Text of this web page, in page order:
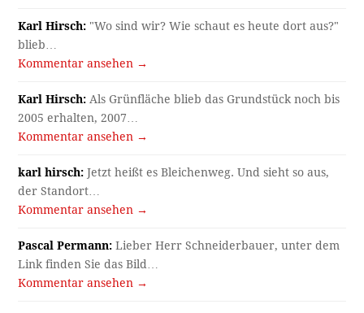
Karl Hirsch: "Wo sind wir? Wie schaut es heute dort aus?"
blieb…
Kommentar ansehen →
Karl Hirsch: Als Grünfläche blieb das Grundstück noch bis
2005 erhalten, 2007…
Kommentar ansehen →
karl hirsch: Jetzt heißt es Bleichenweg. Und sieht so aus,
der Standort…
Kommentar ansehen →
Pascal Permann: Lieber Herr Schneiderbauer, unter dem
Link finden Sie das Bild…
Kommentar ansehen →